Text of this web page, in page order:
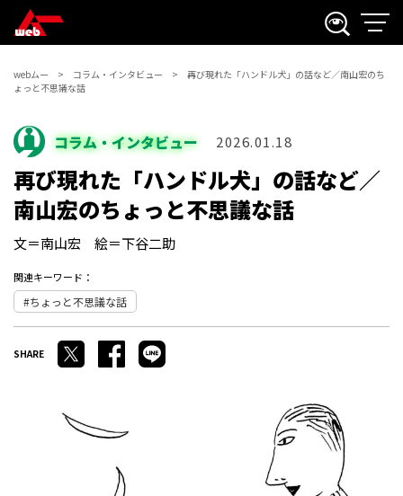
webムー コラム・インタビュー
再び現れた「ハンドル犬」の話など／南山宏のち
ょっと不思議な話
コラム・インタビュー 2026.01.18
再び現れた「ハンドル犬」の話など／
南山宏のちょっと不思議な話
文＝南山宏 絵＝下谷二助
関連キーワード：
ちょっと不思議な話